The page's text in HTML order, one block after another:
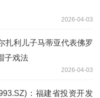
2026-04-03
扎利儿子马蒂亚代表佛罗
子戏法
2026-04-03
：福建省投资开发